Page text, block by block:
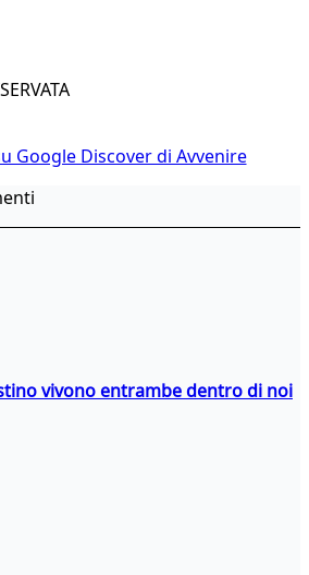
Google Discover di Avvenire
vivono entrambe dentro di noi